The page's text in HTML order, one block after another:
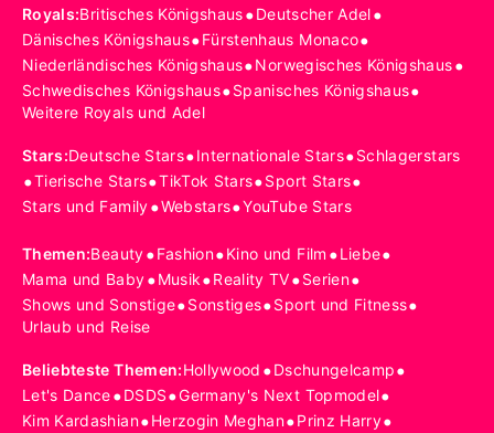
Royals:Britisches Königshaus•Deutscher Adel•
Dänisches Königshaus•Fürstenhaus Monaco•
Niederländisches Königshaus•Norwegisches Königshaus•
Schwedisches Königshaus•Spanisches Königshaus•
Weitere Royals und Adel
Stars:Deutsche Stars•Internationale Stars•Schlagerstars
•Tierische Stars•TikTok Stars•Sport Stars•
Stars und Family•Webstars•YouTube Stars
Themen:Beauty•Fashion•Kino und Film •Liebe•
Mama und Baby•Musik•Reality TV•Serien•
Shows und Sonstige•Sonstiges•Sport und Fitness•
Urlaub und Reise
Beliebteste Themen:Hollywood •Dschungelcamp•
Let's Dance•DSDS•Germany's Next Topmodel•
Kim Kardashian•Herzogin Meghan•Prinz Harry•